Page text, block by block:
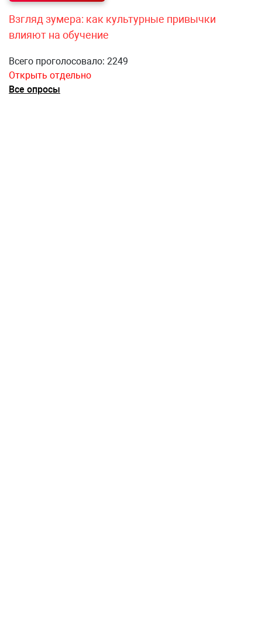
Взгляд зумера: как культурные привычки
влияют на обучение
Всего проголосовало: 2249
Открыть отдельно
Все опросы